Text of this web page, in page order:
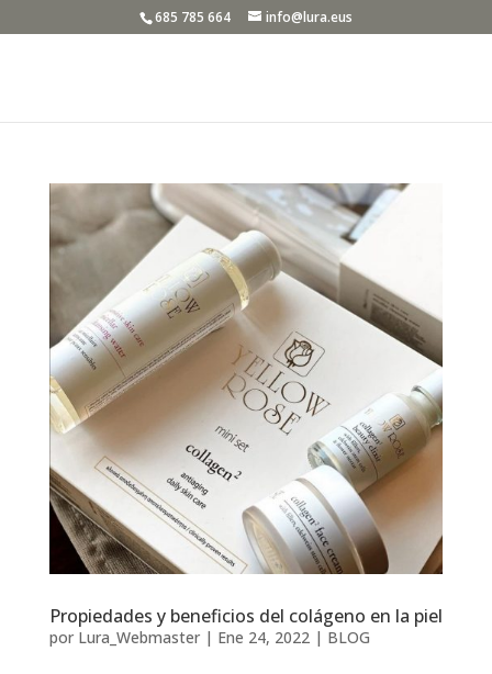
685 785 664 info@lura.eus
Propiedades y beneficios del colágeno en la piel
por Lura_Webmaster| Ene 24, 2022| BLOG